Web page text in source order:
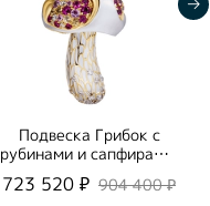
Подвеска Грибок с
рубинами и сапфирами,
P0204-21/2
723 520 ₽ 904 400 ₽